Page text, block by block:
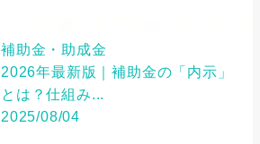
補助金・助成金
2026年最新版｜補助金の「内示」
とは？仕組み...
2025/08/04